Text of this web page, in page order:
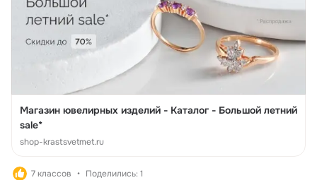
Магазин ювелирных изделий - Каталог - Большой летний
sale*
shop-krastsvetmet.ru
7 классов Поделились: 1